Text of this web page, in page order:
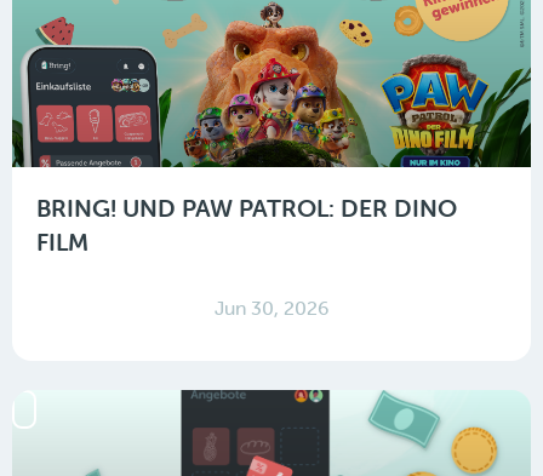
BRING! UND PAW PATROL: DER DINO
FILM
Jun 30, 2026